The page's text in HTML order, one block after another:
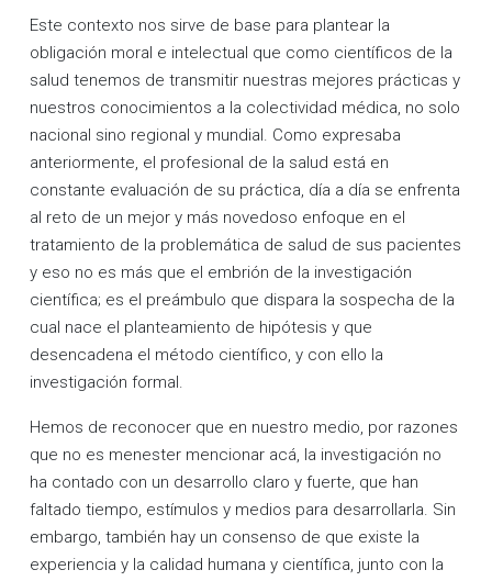
Este contexto nos sirve de base para plantear la
obligación moral e intelectual que como científicos de la
salud tenemos de transmitir nuestras mejores prácticas y
nuestros conocimientos a la colectividad médica, no solo
nacional sino regional y mundial. Como expresaba
anteriormente, el profesional de la salud está en
constante evaluación de su práctica, día a día se enfrenta
al reto de un mejor y más novedoso enfoque en el
tratamiento de la problemática de salud de sus pacientes
y eso no es más que el embrión de la investigación
científica; es el preámbulo que dispara la sospecha de la
cual nace el planteamiento de hipótesis y que
desencadena el método científico, y con ello la
investigación formal.
Hemos de reconocer que en nuestro medio, por razones
que no es menester mencionar acá, la investigación no
ha contado con un desarrollo claro y fuerte, que han
faltado tiempo, estímulos y medios para desarrollarla. Sin
embargo, también hay un consenso de que existe la
experiencia y la calidad humana y científica, junto con la